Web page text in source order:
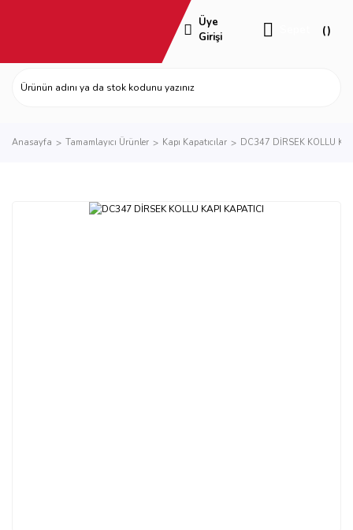
Üye
Girişi
Anasayfa Tamamlayıcı Ürünler Kapı Kapatıcılar DC347 DİRSEK KOLLU